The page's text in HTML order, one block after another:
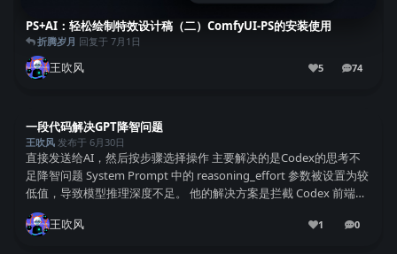
PS+AI：轻松绘制特效设计稿（二）ComfyUI-PS的安装使用
折腾岁月 回复于 7月1日
王吹风 5 74
74条回复
一段代码解决GPT降智问题
王吹风发布于 6月30日
直接发送给AI，然后按步骤选择操作 主要解决的是Codex的思考不
足降智问题 System Prompt 中的 reasoning_effort 参数被设置为较
低值，导致模型推理深度不足。 他的解决方案是拦截 Codex 前端发
往后端的 API 请求，修改其中的参数。 实测确实有...
王吹风
1 0
0条回复